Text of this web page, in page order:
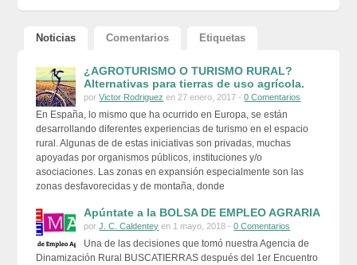
Noticias Comentarios Etiquetas
¿AGROTURISMO O TURISMO RURAL?
Alternativas para tierras de uso agrícola.
porVictor Rodriguez en 27 enero, 2017 -0 Comentarios
En España, lo mismo que ha ocurrido en Europa, se están
desarrollando diferentes experiencias de turismo en el espacio
rural. Algunas de de estas iniciativas son privadas, muchas
apoyadas por organismos públicos, instituciones y/o
asociaciones. Las zonas en expansión especialmente son las
zonas desfavorecidas y de montaña, donde
Apúntate a la BOLSA DE EMPLEO AGRARIA
porJ. C. Caldentey en 1 mayo, 2018 -0 Comentarios
Una de las decisiones que tomó nuestra Agencia de
Dinamización Rural BUSCATIERRAS después del 1er Encuentro